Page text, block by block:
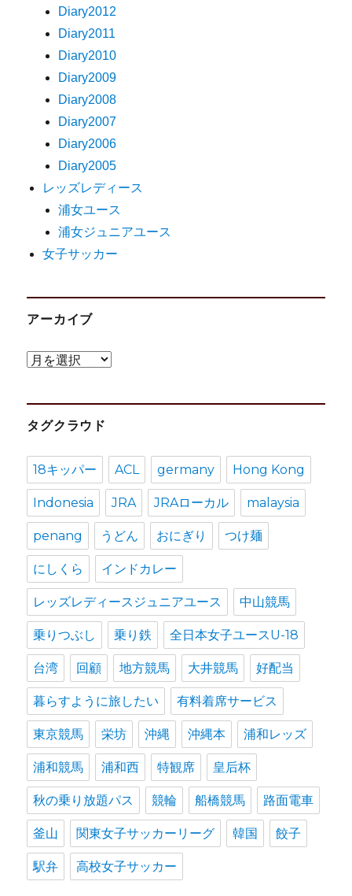
Diary2012
Diary2011
Diary2010
Diary2009
Diary2008
Diary2007
Diary2006
Diary2005
レッズレディース
浦女ユース
浦女ジュニアユース
女子サッカー
アーカイブ
ア
カ
イ
タグクラウド
18キッパー ACL germany Hong Kong
Indonesia JRA JRAローカル malaysia
penang うどん おにぎり つけ麺
にしくら インドカレー
レッズレディースジュニアユース 中山競馬
乗りつぶし 乗り鉄 全日本女子ユースU-18
台湾 回顧 地方競馬 大井競馬 好配当
暮らすように旅したい 有料着席サービス
東京競馬 栄坊 沖縄 沖縄本 浦和レッズ
浦和競馬 浦和西 特観席 皇后杯
秋の乗り放題パス 競輪 船橋競馬 路面電車
釜山 関東女子サッカーリーグ 韓国 餃子
駅弁 高校女子サッカー